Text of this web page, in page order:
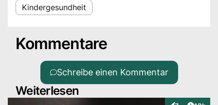
Kindergesundheit
Kommentare
Schreibe einen Kommentar
Weiterlesen